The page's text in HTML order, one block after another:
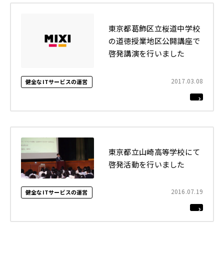
健全なITサービスの運営 2017.03.08
東京都葛飾区立桜道中学校
の道徳授業地区公開講座で
啓発講演を行いました
健全なITサービスの運営 2016.07.19
東京都立山崎高等学校にて
啓発活動を行いました